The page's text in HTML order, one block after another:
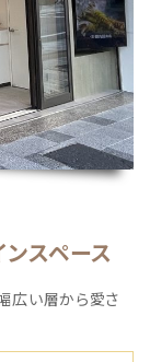
スペース
広い層から愛さ